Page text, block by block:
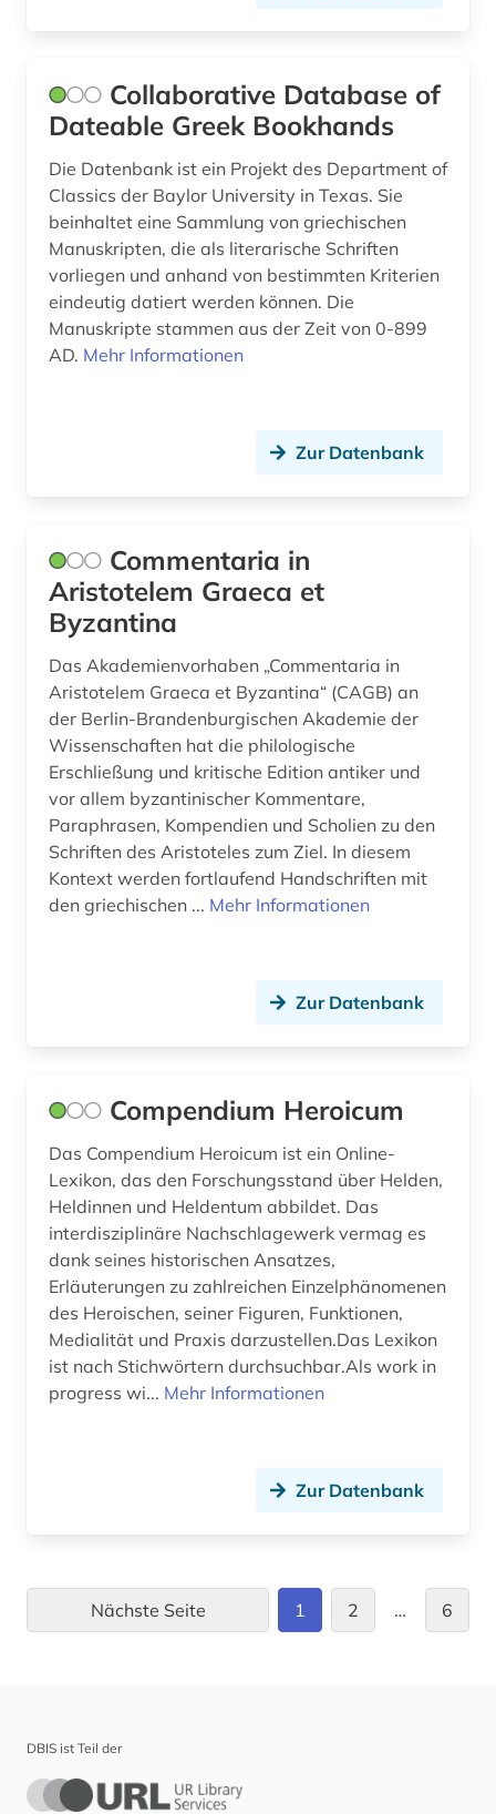
Collaborative Database of
Dateable Greek Bookhands
Die Datenbank ist ein Projekt des Department of
Classics der Baylor University in Texas. Sie
beinhaltet eine Sammlung von griechischen
Manuskripten, die als literarische Schriften
vorliegen und anhand von bestimmten Kriterien
eindeutig datiert werden können. Die
Manuskripte stammen aus der Zeit von 0-899
AD. Mehr Informationen
Zur Datenbank
Commentaria in
Aristotelem Graeca et
Byzantina
Das Akademienvorhaben „Commentaria in
Aristotelem Graeca et Byzantina“ (CAGB) an
der Berlin-Brandenburgischen Akademie der
Wissenschaften hat die philologische
Erschließung und kritische Edition antiker und
vor allem byzantinischer Kommentare,
Paraphrasen, Kompendien und Scholien zu den
Schriften des Aristoteles zum Ziel. In diesem
Kontext werden fortlaufend Handschriften mit
den griechischen ... Mehr Informationen
Zur Datenbank
Compendium Heroicum
Das Compendium Heroicum ist ein Online-
Lexikon, das den Forschungsstand über Helden,
Heldinnen und Heldentum abbildet. Das
interdisziplinäre Nachschlagewerk vermag es
dank seines historischen Ansatzes,
Erläuterungen zu zahlreichen Einzelphänomenen
des Heroischen, seiner Figuren, Funktionen,
Medialität und Praxis darzustellen.Das Lexikon
ist nach Stichwörtern durchsuchbar.Als work in
progress wi... Mehr Informationen
Zur Datenbank
Nächste Seite 1 2 … 6
DBIS ist Teil der